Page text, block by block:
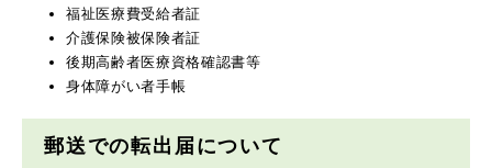
福祉医療費受給者証
介護保険被保険者証
後期高齢者医療資格確認書等
身体障がい者手帳
郵送での転出届について